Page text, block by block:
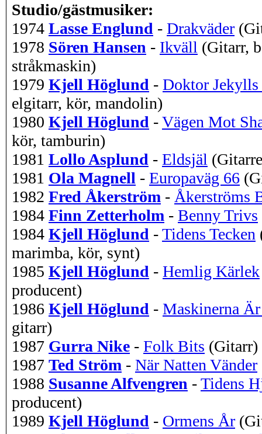
Studio/gästmusiker:
1974 Lasse Englund - Drakväder
1978 Sören Hansen - Ikväll (Gitarr,
stråkmaskin)
1979 Kjell Höglund - Doktor Jekylls
elgitarr, kör, mandolin)
1980 Kjell Höglund -Vägen Mot
kör, tamburin)
1981 Lollo Asplund - Eldsjäl
1981 Ola Magnell - Europaväg 66
1982 Fred Åkerström - Åkerströms
1984 Finn Zetterholm - Benny Trivs
1984 Kjell Höglund -Tidens Tecken
marimba, kör, synt)
1985 Kjell Höglund - Hemlig Kärlek
producent)
1986 Kjell Höglund - Maskinerna
gitarr)
1987 Gurra Nike - Folk Bits (Gitarr)
1987 Ted Ström - När Natten Vänder
1988 Susanne Alfvengren -Tidens
producent)
1989 Kjell Höglund - Ormens År